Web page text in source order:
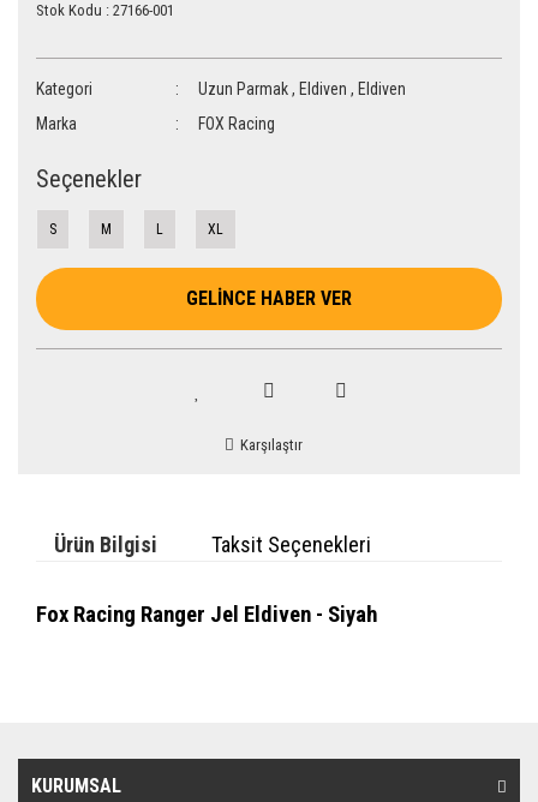
Stok Kodu : 27166-001
Kategori Uzun Parmak , Eldiven , Eldiven
Marka
FOX Racing
Seçenekler
S M L XL
GELİNCE HABER VER
Karşılaştır
Ürün Bilgisi Taksit Seçenekleri
Fox Racing Ranger Jel Eldiven - Siyah
KURUMSAL